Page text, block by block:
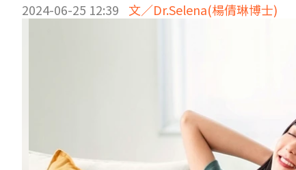
2024-06-25 12:39 文／Dr.Selena(楊倩琳博士)